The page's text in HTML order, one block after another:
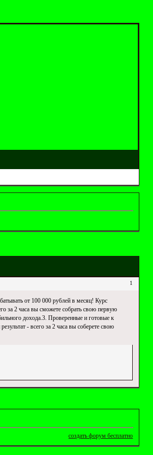
1
от 100 000 рублей в месяц! Курс
за 2 часа вы сможете собрать свою первую
дохода.3. Проверенные и готовые к
- всего за 2 часа вы соберете свою
создать форум бесплатно